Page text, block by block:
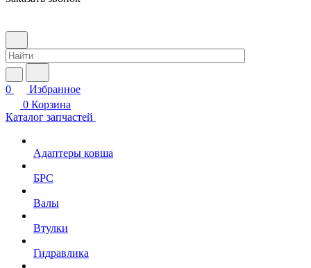
0
Избранное
0 Корзина
Каталог запчастей
Адаптеры ковша
БРС
Валы
Втулки
Гидравлика